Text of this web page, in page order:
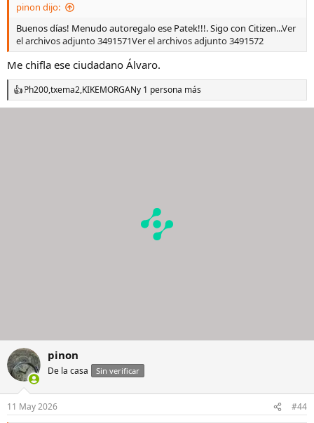
pinon dijo:
Buenos días! Menudo autoregalo ese Patek!!!. Sigo con Citizen...Ver
el archivos adjunto 3491571Ver el archivos adjunto 3491572
Me chifla ese ciudadano Álvaro.
R
e
Ph200,txema2,KIKEMORGANy 1 persona más
pinon
De la casa Sin verificar
11 May 2026 #44